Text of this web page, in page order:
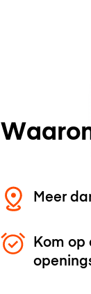
Meer
Kom op